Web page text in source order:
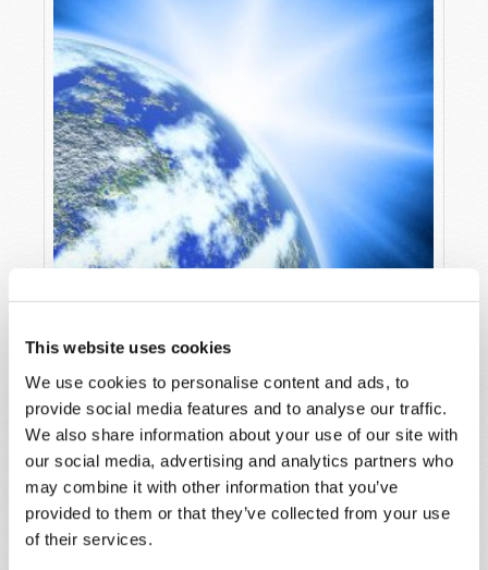
This website uses cookies
We use cookies to personalise content and ads, to
provide social media features and to analyse our traffic.
We also share information about your use of our site with
our social media, advertising and analytics partners who
may combine it with other information that you’ve
provided to them or that they’ve collected from your use
of their services.
EL MISTERIO DEL DESTINO HUMANO
Roderick C. Meredith (1930-2017)
¿Para qué vinimos a este mundo? ¿Por qué permite
Dios que sus escogidos pasen por años y aun
décadas de pruebas y persecuciones? ¿Por qué es
tan...